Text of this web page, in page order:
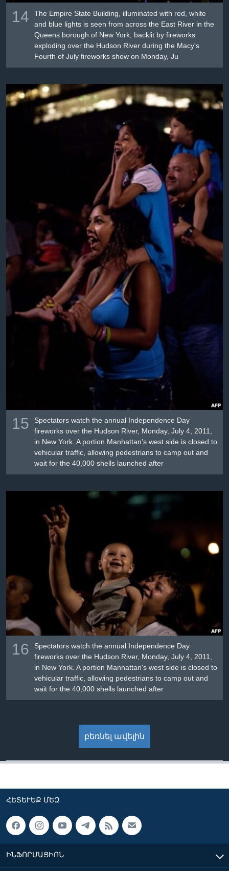
14
The Empire State Building, illuminated with red, white
and blue lights is seen from across the East River in the
Queens borough of New York, backlit by fireworks
exploding over the Hudson River during the Macy's
Fourth of July fireworks show on Monday, Ju
15
Spectators watch the annual Independence Day
fireworks over the Hudson River, Monday, July 4, 2011,
in New York. A portion Manhattan's west side is closed to
vehicular traffic, allowing pedestrians to camp out and
wait for the 40,000 shells launched after
16
Spectators watch the annual Independence Day
fireworks over the Hudson River, Monday, July 4, 2011,
in New York. A portion Manhattan's west side is closed to
vehicular traffic, allowing pedestrians to camp out and
wait for the 40,000 shells launched after
բեռնել ավելին
ՀԵՏԵՒԵՔ ՄԵԶ
ԻՆՖՈՐՄԱՑԻՈՆ